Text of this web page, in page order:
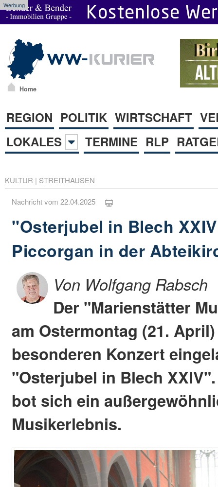
Werbung
Home
REGION POLITIK WIRTSCHAFT
LOKALES
TERMINE RLP
KULTUR | STREITHAUSEN
Nachricht vom 22.04.2025
"Osterjubel in Blech
Piccorgan in der
Von Wolfgang Rabsch
Der "Marienstätter
am Ostermontag (21.
besonderen Konzert
"Osterjubel in Blech
bot sich ein
Musikerlebnis.